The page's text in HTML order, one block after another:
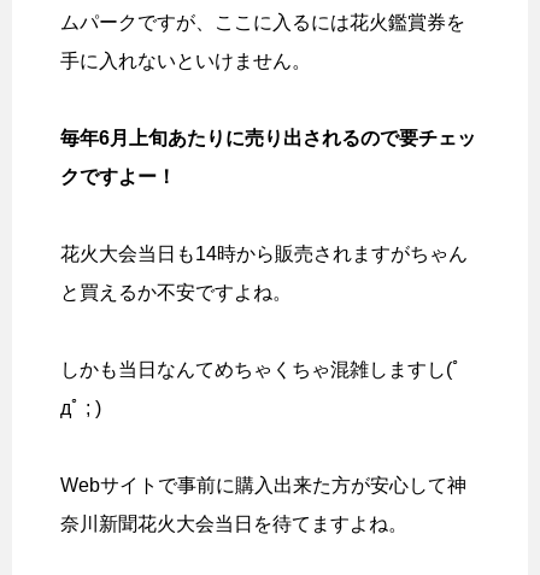
ムパークですが、ここに入るには花火鑑賞券を
手に入れないといけません。
毎年6月上旬あたりに売り出されるので要チェッ
クですよー！
花火大会当日も14時から販売されますがちゃん
と買えるか不安ですよね。
しかも当日なんてめちゃくちゃ混雑しますし(ﾟ
дﾟ ; )
Webサイトで事前に購入出来た方が安心して神
奈川新聞花火大会当日を待てますよね。